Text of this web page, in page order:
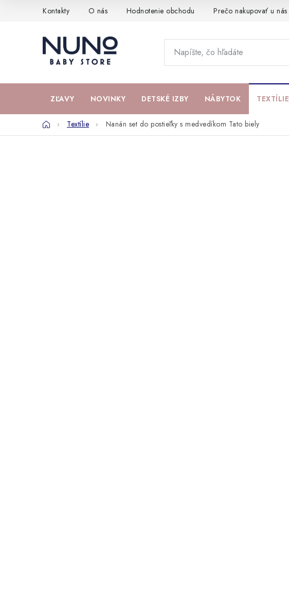
Kontakty O nás Hodnotenie obchodu Prečo nakupovať u nás
ZĽAVY NOVINKY DETSKÉ IZBY NÁBYTOK TEXTÍLIE
DomovTextílie Nanán set do postieľky s medvedíkom Tato biely